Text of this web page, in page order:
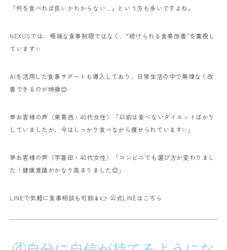
「何を食べれば良いかわからない…」という方も多いですよね。
NEXUSでは、極端な食事制限ではなく、“続けられる食事改善”を重視し
ています✨
AIを活用した食事サポートも導入しており、日常生活の中で無理なく改
善できるのが特徴😊
💬お客様の声（東葛西・40代女性）
「以前は食べないダイエットばかり
していましたが、今はしっかり食べながら痩せられています✨」
💬お客様の声（宇喜田・40代女性）
「コンビニでも選び方が変わりまし
た！健康意識がかなり高まりました😊」
LINEで気軽に食事相談も可能📱 👉 公式LINEはこちら